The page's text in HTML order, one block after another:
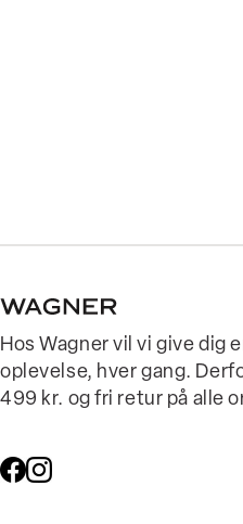
Hos Wagner vil vi give dig
oplevelse, hver gang.
499 kr. og fri retur på alle